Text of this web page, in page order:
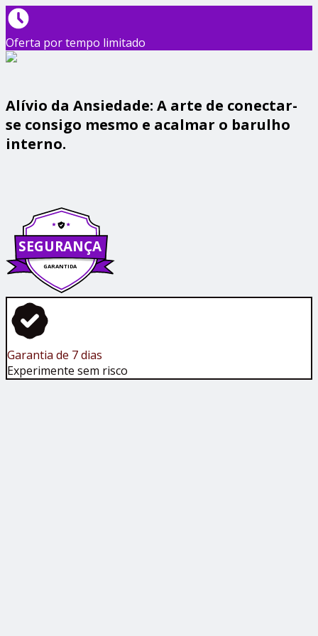
Oferta por tempo limitado
Alívio da Ansiedade: A arte de conectar-
se consigo mesmo e acalmar o barulho
interno.
SEGURANÇA
GARANTIDA
Garantia de 7 dias
Experimente sem risco